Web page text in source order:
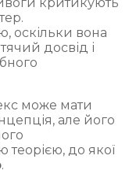
оскільки вона
досвід і
може мати
але його
до якої
.